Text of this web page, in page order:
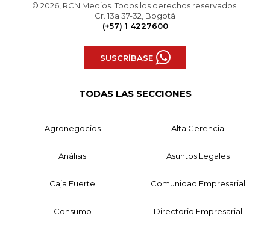
© 2026, RCN Medios. Todos los derechos reservados.
Cr. 13a 37-32, Bogotá
(+57) 1 4227600
SUSCRÍBASE
TODAS LAS SECCIONES
Agronegocios Alta Gerencia
Análisis Asuntos Legales
Caja Fuerte Comunidad Empresarial
Consumo Directorio Empresarial